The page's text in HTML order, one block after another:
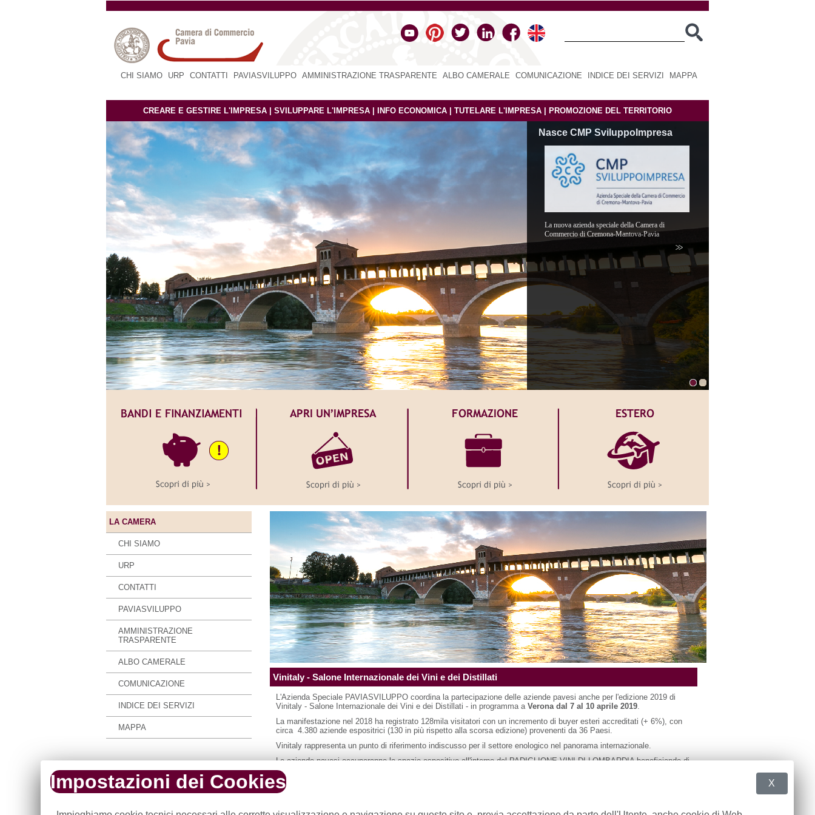
CHI SIAMO URP CONTATTI PAVIASVILUPPO AMMINISTRAZIONE TRASPARENTE ALBO CAMERALE COMUNICAZIONE INDICE DEI SERVIZI MAPPA
CREARE E GESTIRE L'IMPRESA SVILUPPARE L'IMPRESA INFO ECONOMICA TUTELARE L'IMPRESA PROMOZIONE DEL TERRITORIO
Sito in fase di dismissione Nasce CMP SviluppoImpresa
La nuova azienda speciale della Camera di
Commercio di Cremona-Mantova-Pavia
LA CAMERA
CHI SIAMO
URP
CONTATTI
PAVIASVILUPPO
AMMINISTRAZIONE
TRASPARENTE
ALBO CAMERALE
COMUNICAZIONE
INDICE DEI SERVIZI
MAPPA
Vinitaly - Salone Internazionale dei Vini e dei Distillati
L'Azienda Speciale PAVIASVILUPPO coordina la partecipazione delle aziende pavesi anche per l'edizione 2019 di
Vinitaly - Salone Internazionale dei Vini e dei Distillati - in programma a Verona dal 7 al 10 aprile 2019.
La manifestazione nel 2018 ha registrato 128mila visitatori con un incremento di buyer esteri accreditati (+ 6%), con
circa 4.380 aziende espositrici (130 in più rispetto alla scorsa edizione) provenenti da 36 Paesi.
Vinitaly rappresenta un punto di riferimento indiscusso per il settore enologico nel panorama internazionale.
Le aziende pavesi occuperanno lo spazio espositivo all'interno del PADIGLIONE VINI DI LOMBARDIA beneficiando di
tariffe vantaggiose. Se interessate possono iscriversi seguendo le istruzioni in
Per info: PAVIASVILUPPO
Impostazioni dei Cookies X